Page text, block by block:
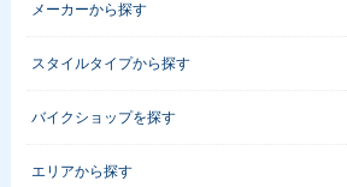
メーカーから探す
スタイルタイプから探す
バイクショップを探す
エリアから探す